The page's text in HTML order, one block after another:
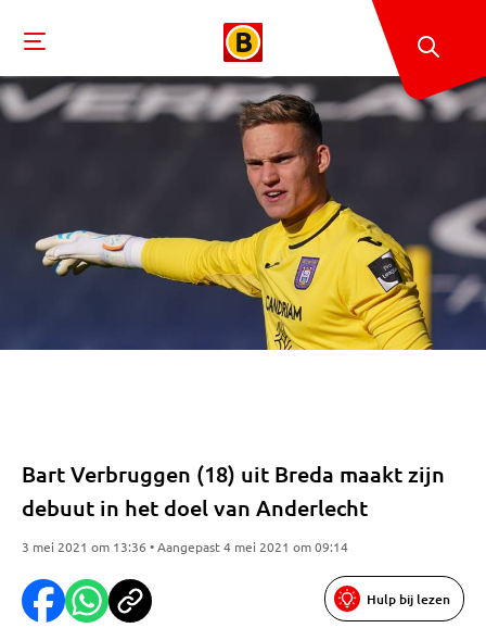
Bart Verbruggen (18) uit Breda maakt zijn
debuut in het doel van Anderlecht
3 mei 2021 om 13:36 • Aangepast 4 mei 2021 om 09:14
Hulp bij lezen